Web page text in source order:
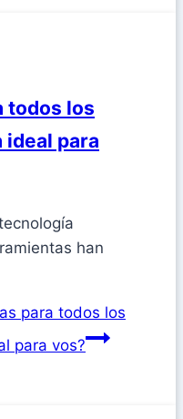
todos los
ideal para
han
para todos los
para vos?